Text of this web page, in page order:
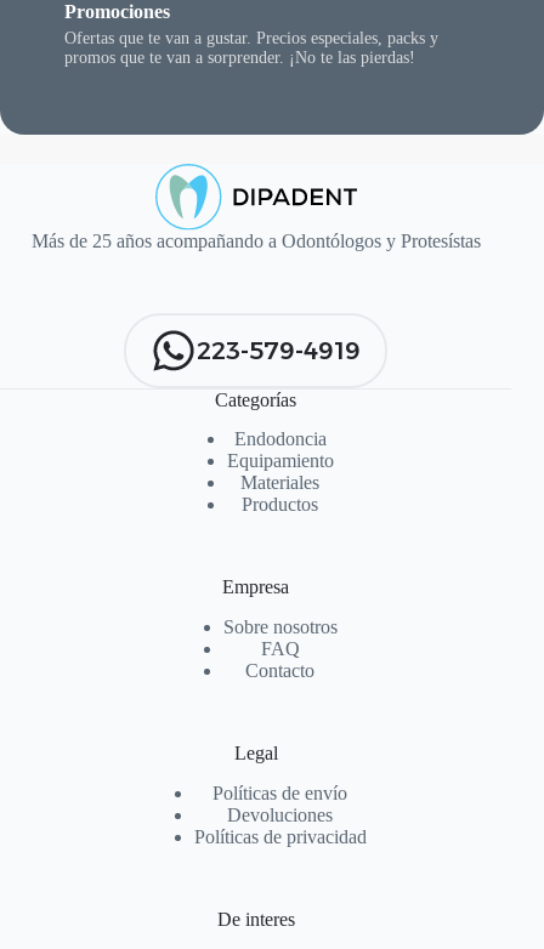
Promociones
Ofertas que te van a gustar. Precios especiales, packs y
promos que te van a sorprender. ¡No te las pierdas!
Más de 25 años acompañando a Odontólogos y Protesístas
223-579-4919
Categorías
Endodoncia
Equipamiento
Materiales
Productos
Empresa
Sobre nosotros
FAQ
Contacto
Legal
Políticas de envío
Devoluciones
Políticas de privacidad
De interes